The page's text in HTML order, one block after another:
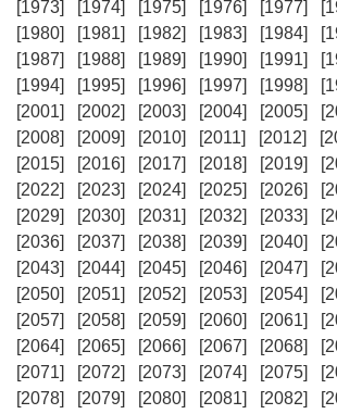
[1973] [1974] [1975] [1976] [1977]
[1980]
[1981] [1982] [1983] [1984]
[1987]
[1988] [1989] [1990] [1991]
[1994]
[1995] [1996] [1997] [1998]
[2001]
[2002] [2003] [2004] [2005]
[2008]
[2009] [2010] [2011] [2012]
[2015]
[2016] [2017] [2018] [2019]
[2022]
[2023] [2024] [2025] [2026]
[2029]
[2030] [2031] [2032] [2033]
[2036]
[2037] [2038] [2039] [2040]
[2043]
[2044] [2045] [2046] [2047]
[2050]
[2051] [2052] [2053] [2054]
[2057]
[2058] [2059] [2060] [2061]
[2064]
[2065] [2066] [2067] [2068]
[2071]
[2072] [2073] [2074] [2075]
[2078]
[2079] [2080] [2081] [2082]